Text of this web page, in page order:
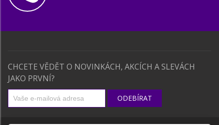
CHCETE VĚDĚT O NOVINKÁCH, AKCÍCH A SLEVÁCH
JAKO PRVNÍ?